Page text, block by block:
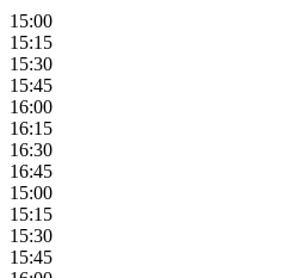
15:00
15:15
15:30
15:45
16:00
16:15
16:30
16:45
15:00
15:15
15:30
15:45